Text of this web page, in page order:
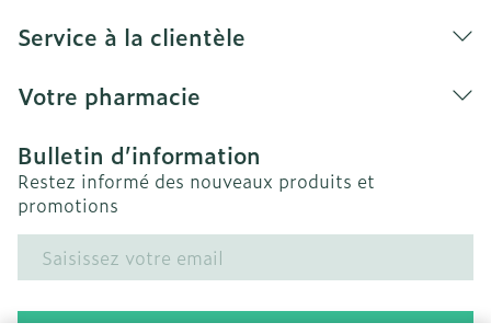
Service à la clientèle
Votre pharmacie
Bulletin d’information
Restez informé des nouveaux produits et
promotions
Adresse mail